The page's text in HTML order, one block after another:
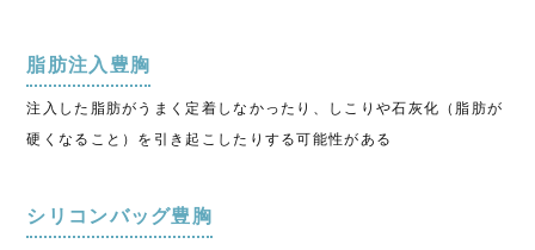
脂肪注入豊胸
注入した脂肪がうまく定着しなかったり、しこりや石灰化（脂肪が
硬くなること）を引き起こしたりする可能性がある
シリコンバッグ豊胸